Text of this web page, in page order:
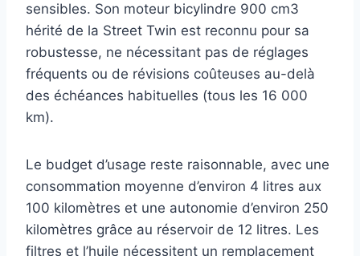
sensibles. Son moteur bicylindre 900 cm3
hérité de la Street Twin est reconnu pour sa
robustesse, ne nécessitant pas de réglages
fréquents ou de révisions coûteuses au-delà
des échéances habituelles (tous les 16 000
km).
Le budget d’usage reste raisonnable, avec une
consommation moyenne d’environ 4 litres aux
100 kilomètres et une autonomie d’environ 250
kilomètres grâce au réservoir de 12 litres. Les
filtres et l’huile nécessitent un remplacement